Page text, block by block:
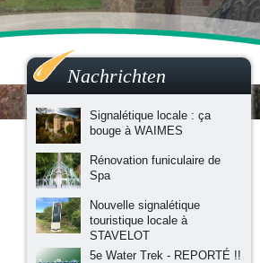
Nachrichten
Signalétique locale : ça
bouge à WAIMES
Rénovation funiculaire de
Spa
Nouvelle signalétique
touristique locale à
STAVELOT
5e Water Trek - REPORTÉ !!